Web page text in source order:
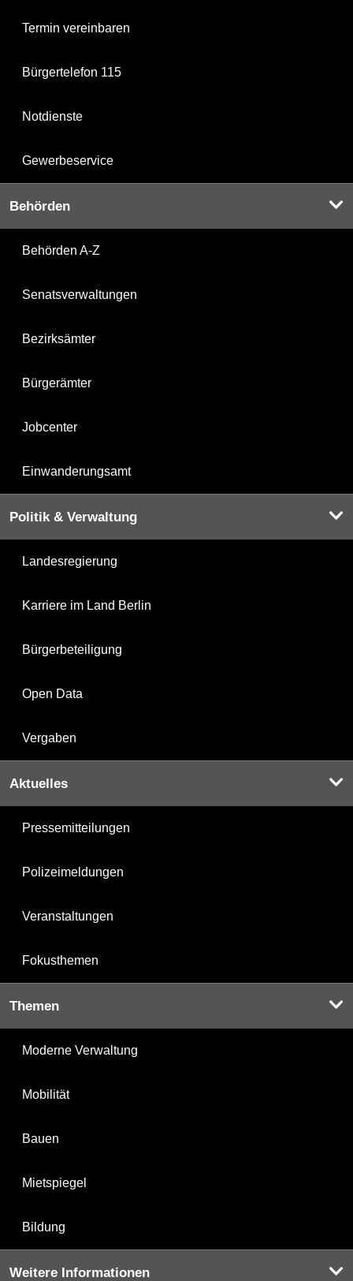
Termin vereinbaren
Bürgertelefon 115
Notdienste
Gewerbeservice
Behörden
Behörden A-Z
Senatsverwaltungen
Bezirksämter
Bürgerämter
Jobcenter
Einwanderungsamt
Politik & Verwaltung
Landesregierung
Karriere im Land Berlin
Bürgerbeteiligung
Open Data
Vergaben
Aktuelles
Pressemitteilungen
Polizeimeldungen
Veranstaltungen
Fokusthemen
Themen
Moderne Verwaltung
Mobilität
Bauen
Mietspiegel
Bildung
Weitere Informationen